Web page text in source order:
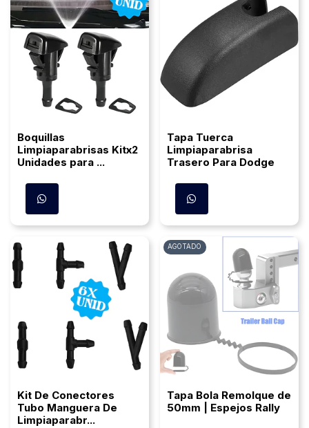
Boquillas
Limpiaparabrisas Kitx2
Unidades para ...
Tapa Tuerca
Limpiaparabrisa
Trasero Para Dodge
Kit De Conectores
Tubo Manguera De
Limpiaparabr...
AGOTADO
Tapa Bola Remolque de
50mm | Espejos Rally